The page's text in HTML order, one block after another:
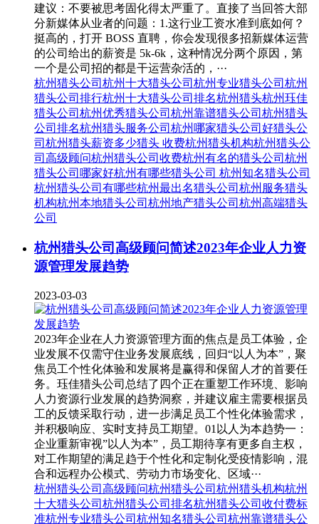
建议：不要被思考固化得太严重了。直接了当回答大部
分新媒体从业者的问题：1.这行业工资水准到底如何？
挺高的，打开 BOSS 直聘，你会发现很多招新媒体运营
的公司给出的薪资是 5k-6k，这种情况分两个原因，第
一个是公司招的都是干运营杂活的，···
杭州猎头公司 杭州十大猎头公司 杭州专业猎头公司 杭州
猎头公司排行杭州十大猎头公司排名杭州猎头杭州珏佳
猎头公司 杭州优秀猎头公司 杭州靠谱猎头公司 杭州猎头
公司排名杭州猎头服务公司 杭州哪家猎头公司好猎头公
司杭州猎头薪资多少猎头 收费杭州猎头机构杭州猎头公
司高级顾问杭州猎头公司收费杭州有名的猎头公司 杭州
猎头公司哪家好杭州有哪些猎头公司 杭州知名猎头公司
杭州猎头公司有哪些杭州最出名猎头公司 杭州服务猎头
机构杭州本地猎头公司 杭州地产猎头公司 杭州高端猎头
公司
杭州猎头公司高级顾问简述2023年企业人力资
源管理发展趋势
2023-03-03
2023年企业在人力资源管理方面的焦点是员工体验，企
业发展不仅需守住业务发展底线，回归“以人为本”，聚
焦员工个性化体验和发展将是赢得和保留人才的首要任
务。珏佳猎头公司总结了四个正在重塑工作环境、影响
人力资源行业发展的趋势洞察，并建议雇主需要根据员
工的反馈采取行动，进一步满足员工个性化体验需求，
并积极响应、实时支持员工期望。01以人为本趋势一：
企业重新审视”以人为本”，员工期待享有更多自主权，
对工作期望的满足趋于个性化和定制化受疫情影响，混
合和远程办公模式、劳动力市场变化、区域···
杭州猎头公司高级顾问杭州猎头公司 杭州猎头机构杭州
十大猎头公司 杭州猎头公司排名杭州猎头公司收付费标
准杭州专业猎头公司 杭州知名猎头公司 杭州靠谱猎头公